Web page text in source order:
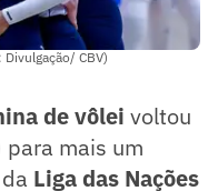
CBV)
de vôlei voltou
mais um
Liga das Nações